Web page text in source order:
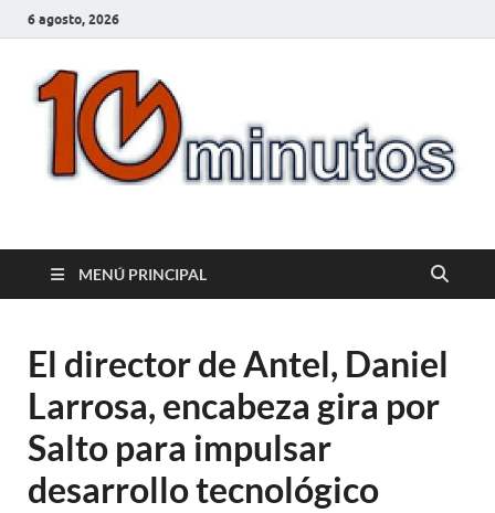
6 agosto, 2026
10minutos.com.uy
MENÚ PRINCIPAL
El director de Antel, Daniel
Larrosa, encabeza gira por
Salto para impulsar
desarrollo tecnológico